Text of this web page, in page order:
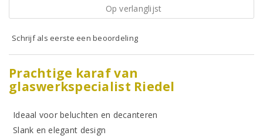
Op verlanglijst
Schrijf als eerste een beoordeling
Prachtige karaf van
glaswerkspecialist Riedel
Ideaal voor beluchten en decanteren
Slank en elegant design